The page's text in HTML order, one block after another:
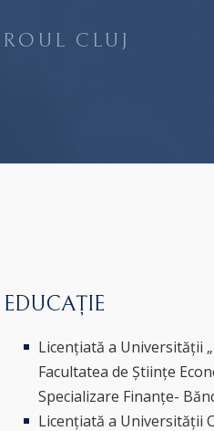
CLUJ
EDUCAȚIE
Licențiată a Universității
Facultatea de Științe
Specializare Finanțe-
Licențiată a Universității